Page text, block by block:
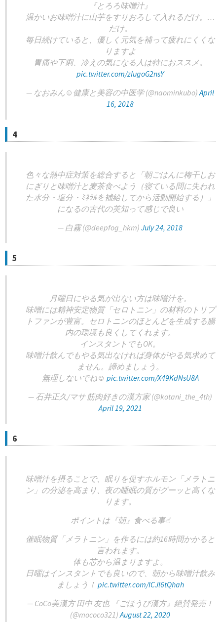
『とろろ味噌汁』
温かいお味噌汁に山芋をすりおろして入れるだけ。…
だけ。
毎日続けていると、優しく元気を補って疲れにくくな
りますよ
胃痛や下痢、冷えの気になる人は特におススメ。
pic.twitter.com/zIugoG2nsY
— なおみん☺︎健康と美容の中医学 (@naominkubo)April
16, 2018
4
色々な熱中症対策を総合すると「朝ごはんに梅干しお
にぎりと味噌汁と麦茶食べよう（寝ている間に失われ
た水分・塩分・ﾐﾈﾗﾙを補給してから活動開始する）」
になるの古代の英知って感じで良い
— 白霧 (@deepfog_hkm) July 24, 2018
5
月曜日にやる気が出ない方は味噌汁を。
味噌には精神安定物質「セロトニン」の材料のトリプ
トファンが豊富。セロトニンのほとんどを生成する腸
内の環境も良くしてくれます。
インスタントでもOK。
味噌汁飲んでもやる気出なければ身体がやる気求めて
ません。諦めましょう。
無理しないでね☺︎ pic.twitter.com/X49KdNsU8A
— 石井正久/マサ 筋肉好きの漢方家 (@kotani_the_4th)
April 19, 2021
6
味噌汁を摂ることで、眠りを促すホルモン「メラトニ
ン」の分泌を高まり、夜の睡眠の質がグーッと高くな
ります。
ポイントは『朝』食べる事☝︎
催眠物質「メラトニン」を作るには約16時間かかると
言われます。
体も芯から温まりますよ。
日曜はインスタントでも良いので、朝から味噌汁飲み
ましょう！ pic.twitter.com/ICJl6tQhah
— CoCo美漢方 田中 友也 『ごほうび漢方』絶賛発売！
(@mococo321)August 22, 2020